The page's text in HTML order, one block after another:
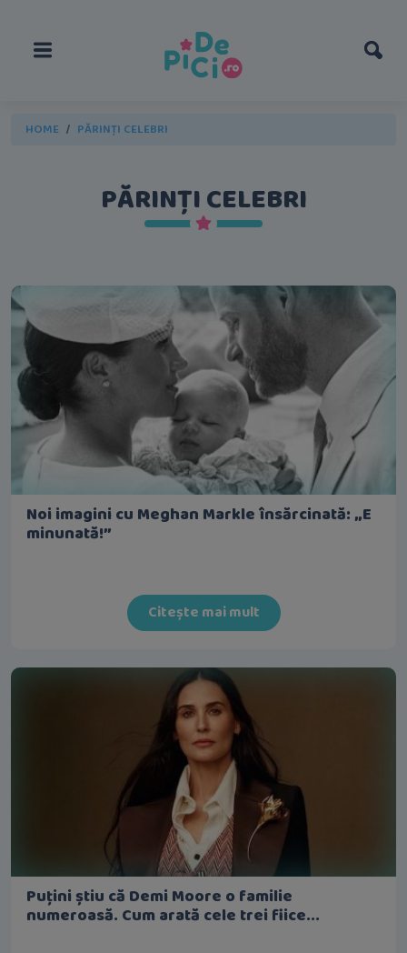
HOME PĂRINȚI CELEBRI
PĂRINȚI CELEBRI
Noi imagini cu Meghan Markle însărcinată: „E
minunată!”
Citește mai mult
Puțini știu că Demi Moore o familie
numeroasă. Cum arată cele trei fiice...